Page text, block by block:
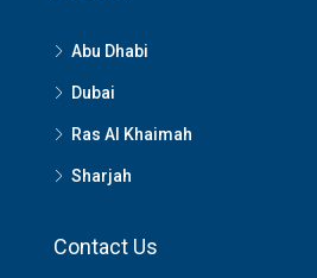
Abu Dhabi
Dubai
Ras Al Khaimah
Sharjah
Contact Us